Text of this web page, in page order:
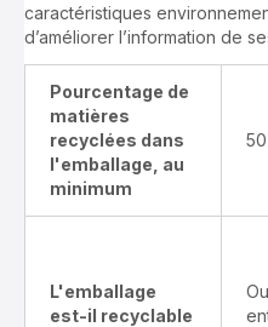
caractéristiques
d’améliorer l’information de
Pourcentage de
matières
recyclées dans
l'emballage, au
minimum
L'emballage
est-il recyclable